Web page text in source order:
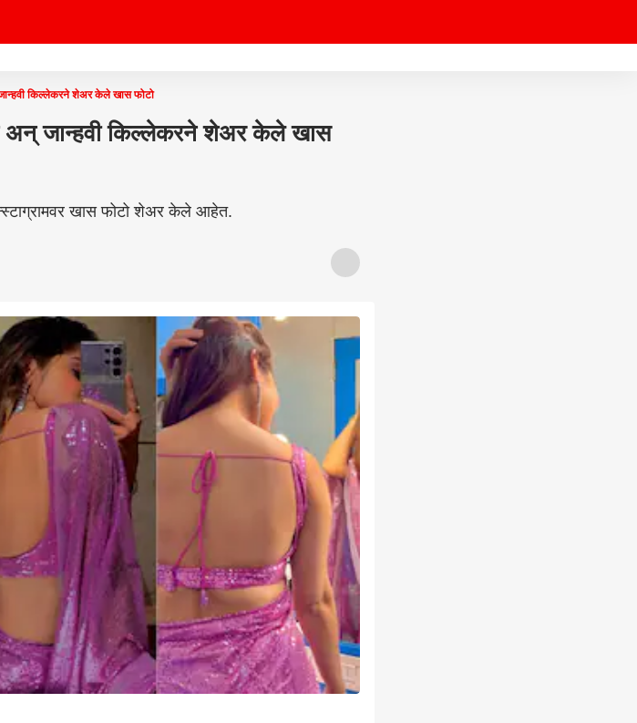
किल्लेकरने शेअर केले खास फोटो
अन् जान्हवी किल्लेकरने शेअर केले खास
खास फोटो शेअर केले आहेत.